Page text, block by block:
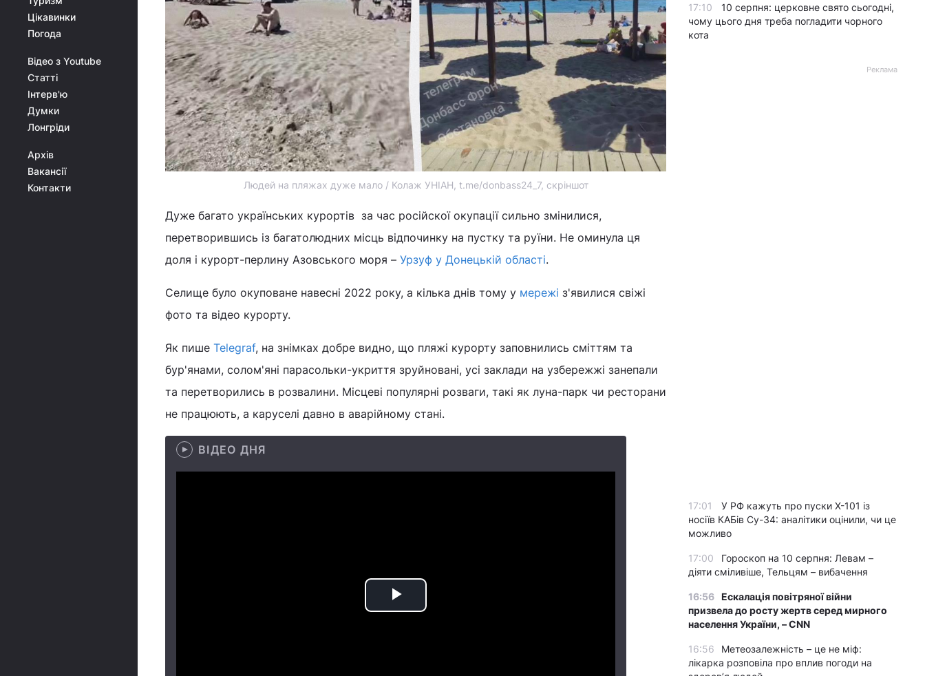
Цікавинки
Погода
Відео з Youtube
Статті
Інтерв'ю
Думки
Лонгріди
Архів
Вакансії
Контакти
Людей на пляжах дуже мало / Колаж УНІАН, t.me/donbass24_7, скріншот
Дуже багато українських курортів за час російскої окупації сильно змінилися,
перетворившись із багатолюдних місць відпочинку на пустку та руїни. Не оминула ця
доля і курорт-перлину Азовського моря – Урзуф у Донецькій області.
Селище було окуповане навесні 2022 року, а кілька днів тому у мережі з'явилися свіжі
фото та відео курорту.
Як пише Telegraf, на знімках добре видно, що пляжі курорту заповнились сміттям та
бур'янами, солом'яні парасольки-укриття зруйновані, усі заклади на узбережжі занепали
та перетворились в розвалини. Місцеві популярні розваги, такі як луна-парк чи ресторани
не працюють, а каруселі давно в аварійному стані.
ВІДЕО ДНЯ
Play
17:10
10 серпня: церковне свято сьогодні,
чому цього дня треба погладити чорного
кота
Реклама
17:01
У РФ кажуть про пуски Х-101 із
носіїв КАБів Су-34: аналітики оцінили, чи це
можливо
17:00
Гороскоп на 10 серпня: Левам –
діяти сміливіше, Тельцям – вибачення
16:56 Ескалація повітряної війни
призвела до росту жертв серед мирного
населення України, – CNN
16:56
Метеозалежність – це не міф:
лікарка розповіла про вплив погоди на